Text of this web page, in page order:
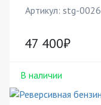
Артикул: stg-0026
47 400₽
В наличии